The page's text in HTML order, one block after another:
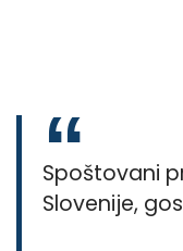
Spoštovani
Slovenije,